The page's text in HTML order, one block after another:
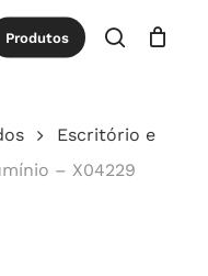
Produtos
procurar
Close
Escritório e
– X04229